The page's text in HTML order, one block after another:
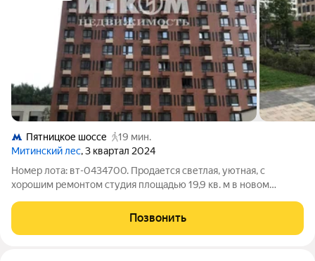
Пятницкое шоссе
19 мин.
Митинский лес, 3 квартал 2024
Номер лота: вт-0434700. Продается светлая, уютная, с
хорошим ремонтом студия площадью 19,9 кв. м в новом
корпус 4, на 8 этаже 34-этажного дома. Дом входит в
масштабный жилой комплекс
Позвонить